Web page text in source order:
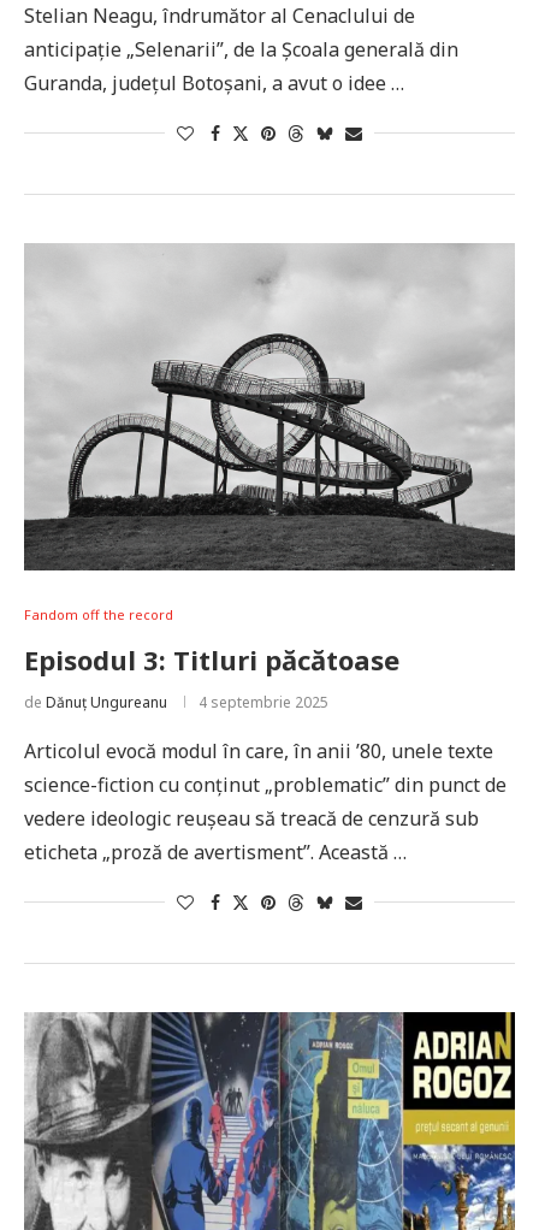
Stelian Neagu, îndrumător al Cenaclului de
anticipaţie „Selenarii”, de la Şcoala generală din
Guranda, judeţul Botoşani, a avut o idee …
Fandom off the record
Episodul 3: Titluri păcătoase
de Dănuț Ungureanu 4 septembrie 2025
Articolul evocă modul în care, în anii ’80, unele texte
science-fiction cu conținut „problematic” din punct de
vedere ideologic reușeau să treacă de cenzură sub
eticheta „proză de avertisment”. Această …